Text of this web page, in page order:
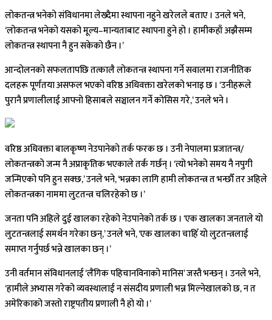
लोकतन्त्र भनेको संविधानमा लेख्दैमा स्थापना नहुने खरेलले बताए । उनले भने,
‘लोकतन्त्र भनेको यसको मूल्य–मान्यताबाट स्थापना हुने हो । हामीकहाँ अझैसम्म
लोकतन्त्र स्थापना नै हुन सकेको छैन ।’
आन्दोलनको सफलतापछि तत्कालै लोकतन्त्र स्थापना गर्ने सवालमा राजनीतिक
दलहरू पूर्णतया असफल भएको वरिष्ठ अधिवक्ता खरेलको भनाइ छ । ‘उनीहरूले
पुरानै प्रणालीलाई आफ्नो हिसाबले सञ्चालन गर्ने कोसिस गरे,’ उनले भने ।
वरिष्ठ अधिवक्ता बालकृष्ण नेउपानेको तर्क फरक छ । उनी नेपालमा प्रजातन्त्र/
लोकतन्त्रको जन्म नै अप्राकृतिक भएकाले तर्क गर्छन् । ‘त्यो भनेको समय नै नपुगी
जन्मिएको पनि हुन सक्छ,’ उनले भने, ‘भन्नका लागि हामी लोकतन्त्र त भन्छौँ तर अहिले
लोकतन्त्रका नाममा लुटतन्त्र चलिरहेको छ ।’
जनता पनि अहिले दुई खालका रहेको नेउपानेको तर्क छ । ‘एक खालका जनताले यो
लुटतन्त्रलाई समर्थन गरेका छन्,’ उनले भने, ‘एक खालका चाहिँ यो लुटतन्त्रलाई
समाप्त गर्नुपर्छ भन्ने खालका छन् ।’
उनी वर्तमान संविधानलाई ‘लैंगिक पहिचानविनाको मानिस’ जस्तै भन्छन् । उनले भने,
‘हामीले अभ्यास गरेको व्यवस्थालाई न संसदीय प्रणाली भन्न मिल्नेखालको छ, न त
अमेरिकाको जस्तो राष्ट्रपतीय प्रणाली नै हो यो ।’